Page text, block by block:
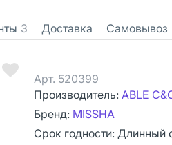
3 Доставка Самовывоз
Арт. 520399
Производитель: ABLE
Бренд: MISSHA
Срок годности: Длинный